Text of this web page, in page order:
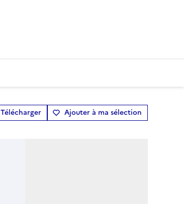
Télécharger Ajouter à ma sélection